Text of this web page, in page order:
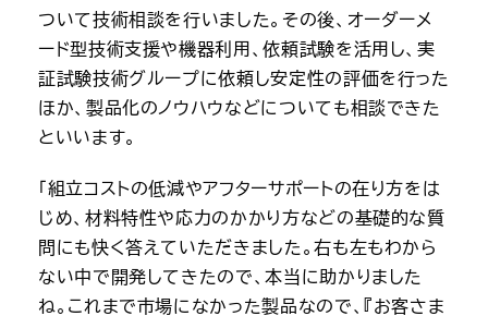
ついて技術相談を行いました。その後、オーダーメ
ード型技術支援や機器利用、依頼試験を活用し、実
証試験技術グループに依頼し安定性の評価を行った
ほか、製品化のノウハウなどについても相談できた
といいます。
「組立コストの低減やアフターサポートの在り方をは
じめ、材料特性や応力のかかり方などの基礎的な質
問にも快く答えていただきました。右も左もわから
ない中で開発してきたので、本当に助かりました
ね。これまで市場になかった製品なので、『お客さま